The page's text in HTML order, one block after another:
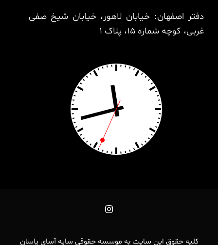
دفتر اصفهان: خیابان لاهور، خیابان شیخ صفی
غربی، کوچه شماره 15، پلاک 1
کلیه حقوق این سایت به موسسه حقوقی سایه آسای یاسان